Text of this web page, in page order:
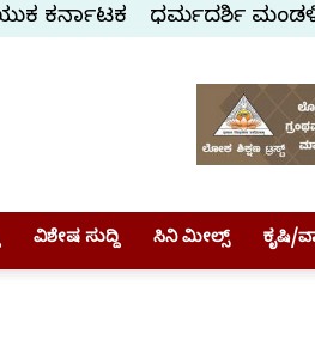
ಕರ್ನಾಟಕ ಧರ್ಮದರ್ಶಿ
ವಿಶೇಷ ಸುದ್ದಿ ಸಿನಿ ಮೀಲ್ಸ್ ಕೃಷಿ/